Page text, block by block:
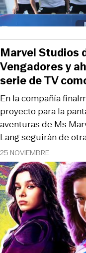
25 NOVIEMBRE
En la compañía
proyecto para la
aventuras de Ms
Lang seguirán de
Marvel Studios
Vengadores y
serie de TV